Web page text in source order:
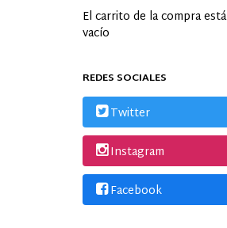
El carrito de la compra está
vacío
REDES SOCIALES
Twitter
Instagram
Facebook